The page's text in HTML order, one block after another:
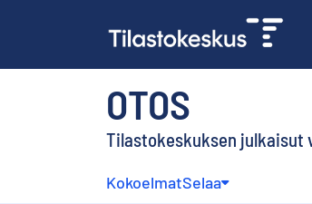
OTOS
Tilastokeskuksen julkaisut
KokoelmatSelaa